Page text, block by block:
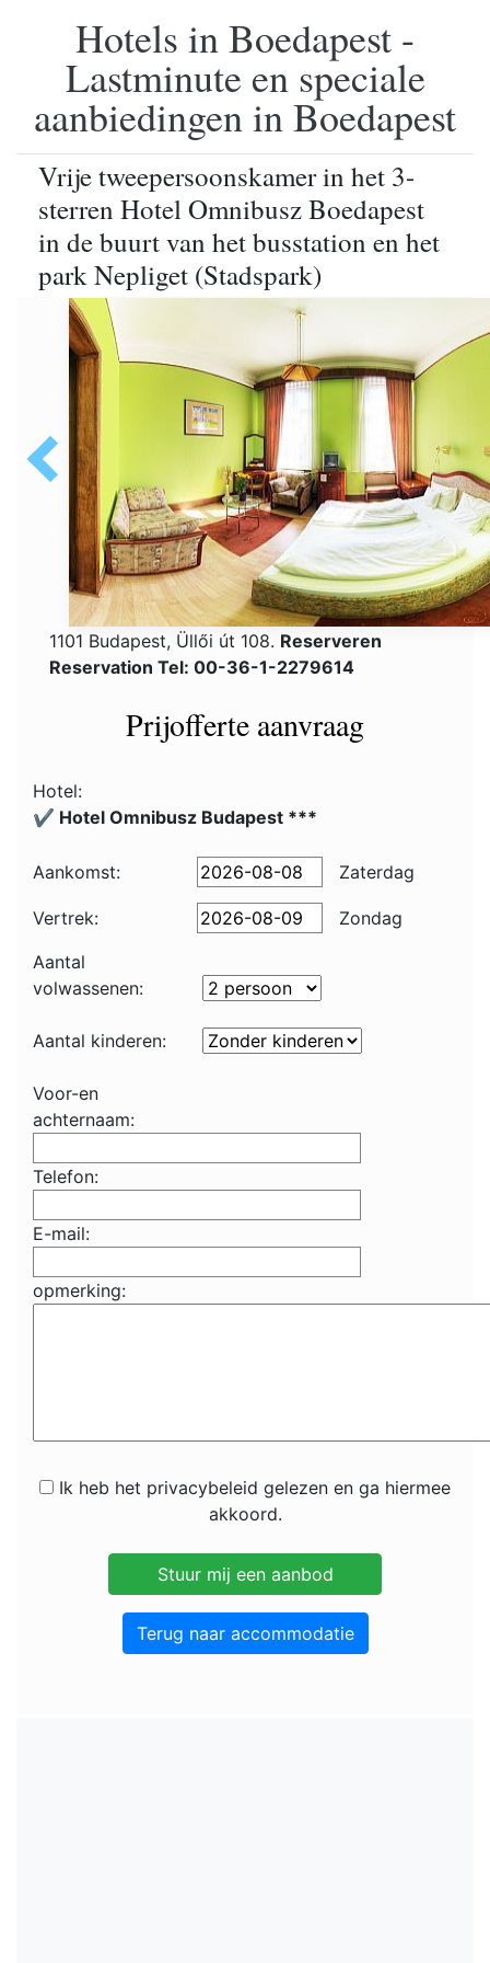
Hotels in Boedapest -
Lastminute en speciale
aanbiedingen in Boedapest
Vrije tweepersoonskamer in het 3-
sterren Hotel Omnibusz Boedapest
in de buurt van het busstation en het
park Nepliget (Stadspark)
1101 Budapest, Üllői út 108. Reserveren
Reservation Tel: 00-36-1-2279614
Prijofferte aanvraag
Hotel:
✔️ Hotel Omnibusz Budapest ***
Aankomst: Zaterdag
Vertrek:
Zondag
Aantal
volwassenen:
Aantal kinderen:
Voor-en
achternaam:
Telefon:
E-mail:
opmerking:
Ik heb het privacybeleid gelezen en ga hiermee
akkoord.
Terug naar accommodatie